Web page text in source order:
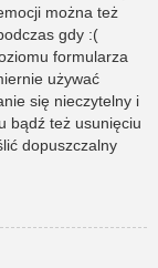
można też
gdy :(
formularza
używać
się nieczytelny i
bądź też usunięciu
dopuszczalny